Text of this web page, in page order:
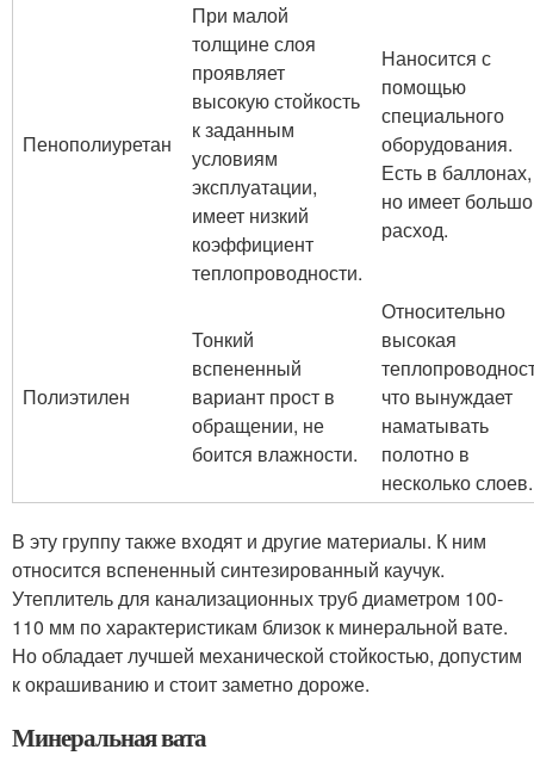
Пенополиуретан
При малой
толщине слоя
проявляет
высокую стойкость
к заданным
условиям
эксплуатации,
имеет низкий
коэффициент
теплопроводности.
Наносится с
помощью
специального
оборудования.
Есть в баллонах,
но имеет
расход.
Полиэтилен
Тонкий
вспененный
вариант прост в
обращении, не
боится влажности.
Относительно
высокая
что вынуждает
наматывать
полотно в
несколько слоев.
В эту группу также входят и другие материалы. К ним
относится вспененный синтезированный каучук.
Утеплитель для канализационных труб диаметром 100-
110 мм по характеристикам близок к минеральной вате.
Но обладает лучшей механической стойкостью, допустим
к окрашиванию и стоит заметно дороже.
Минеральная вата